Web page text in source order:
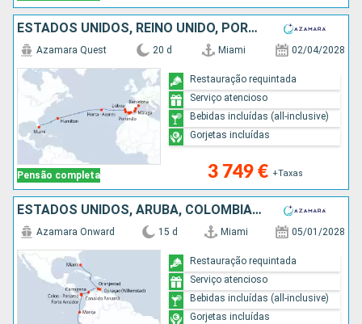
ESTADOS UNIDOS, REINO UNIDO, PORTUGAL, GIBRALTAR, ESPANHA
Pensão completa
Azamara Quest 20 d Miami 02/04/2028
3 749 € +Taxas
Restauração requintada
Serviço atencioso
Bebidas incluídas (all-inclusive)
Gorjetas incluídas
ESTADOS UNIDOS, ARUBA, COLÔMBIA, PANAMA, EQUADOR, PERÚ
Azamara Onward 15 d Miami 05/01/2028
Restauração requintada
Serviço atencioso
Bebidas incluídas (all-inclusive)
Gorjetas incluídas